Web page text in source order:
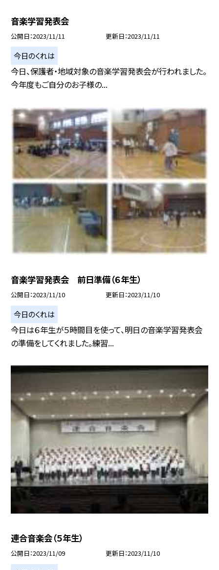
音楽学習発表会
公開日 2023/11/11 更新日 2023/11/11
今日のくれは
今日、保護者・地域対象の音楽学習発表会が行われました。
今年度もご自分のお子様の...
音楽学習発表会 前日準備（６年生）
公開日 2023/11/10 更新日 2023/11/10
今日のくれは
今日は６年生が５時間目を使って、明日の音楽学習発表会
の準備をしてくれました。練習...
連合音楽会（５年生）
公開日 2023/11/09 更新日 2023/11/10